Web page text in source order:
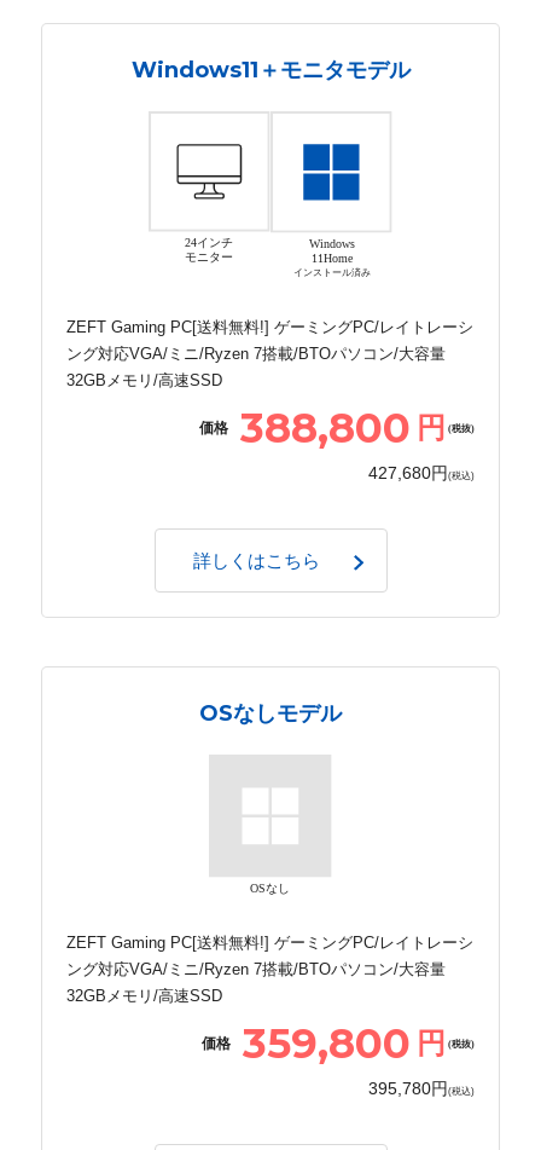
Windows11＋モニタモデル
24インチ
モニター
Windows
11Home
インストール済み
ZEFT Gaming PC[送料無料!] ゲーミングPC/レイトレーシ
ング対応VGA/ミニ/Ryzen 7搭載/BTOパソコン/大容量
32GBメモリ/高速SSD
価格 388,800 円 (税抜)
427,680円 (税込)
詳しくはこちら
OSなしモデル
OSなし
ZEFT Gaming PC[送料無料!] ゲーミングPC/レイトレーシ
ング対応VGA/ミニ/Ryzen 7搭載/BTOパソコン/大容量
32GBメモリ/高速SSD
価格 359,800 円 (税抜)
395,780円 (税込)